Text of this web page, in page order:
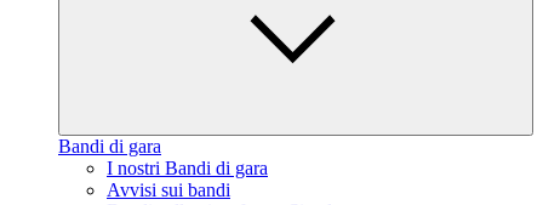
Bandi di gara
I nostri Bandi di gara
Avvisi sui bandi